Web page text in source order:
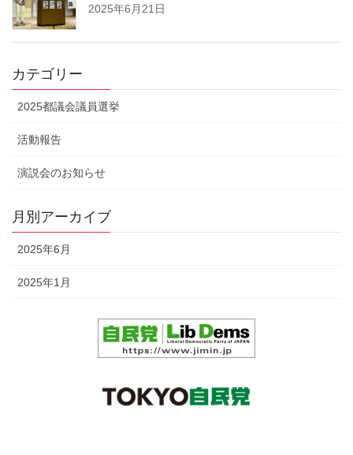
2025年6月21日
カテゴリー
2025都議会議員選挙
活動報告
演説会のお知らせ
月別アーカイブ
2025年6月
2025年1月